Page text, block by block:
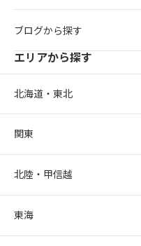
ブログから探す
エリアから探す
北海道・東北
関東
北陸・甲信越
東海